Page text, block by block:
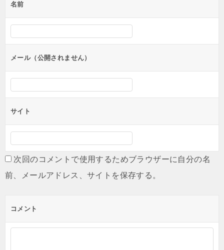
ー
シ
ン
名前
メール（公開されません）
サイト
次回のコメントで使用するためブラウザーに自分の名
前、メールアドレス、サイトを保存する。
コメント